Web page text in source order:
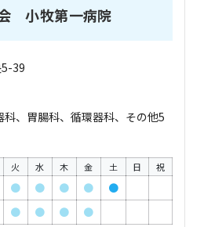
小牧第一病院
39
、胃腸科、循環器科、その他5
火 水 木 金 土 日 祝
● ● ● ●
●
● ● ● ●